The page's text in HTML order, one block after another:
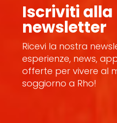
Iscriviti alla
newsletter
Ricevi la nostra
esperienze, news,
offerte per vivere al
soggiorno a Rho!